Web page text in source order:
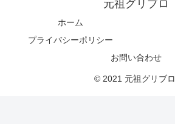
元祖グリブロ
ホーム
プライバシーポリシー
お問い合わせ
© 2021 元祖グリブロ.